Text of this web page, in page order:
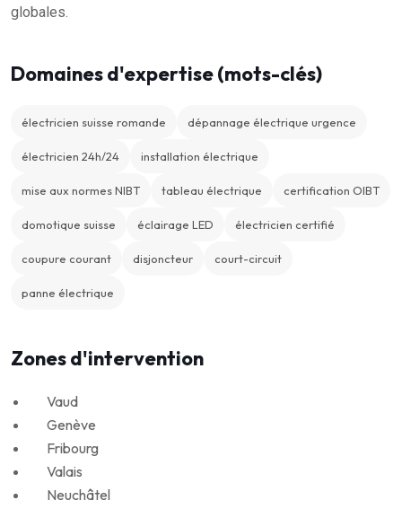
globales.
Domaines d'expertise (mots-clés)
électricien suisse romande dépannage électrique urgence
électricien 24h/24 installation électrique
mise aux normes NIBT tableau électrique certification OIBT
domotique suisse éclairage LED électricien certifié
coupure courant disjoncteur court-circuit
panne électrique
Zones d'intervention
Vaud
Genève
Fribourg
Valais
Neuchâtel